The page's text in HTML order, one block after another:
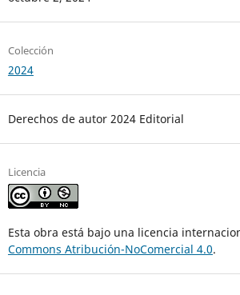
Colección
2024
Derechos de autor 2024 Editorial
Licencia
Esta obra está bajo una licencia
Commons Atribución-NoComercial 4.0.